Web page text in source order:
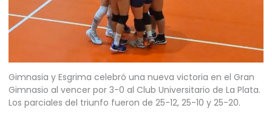
Gimnasia y Esgrima celebró una nueva victoria en el Gran
Gimnasio al vencer por 3-0 al Club Universitario de La Plata.
Los parciales del triunfo fueron de 25-12, 25-10 y 25-20.